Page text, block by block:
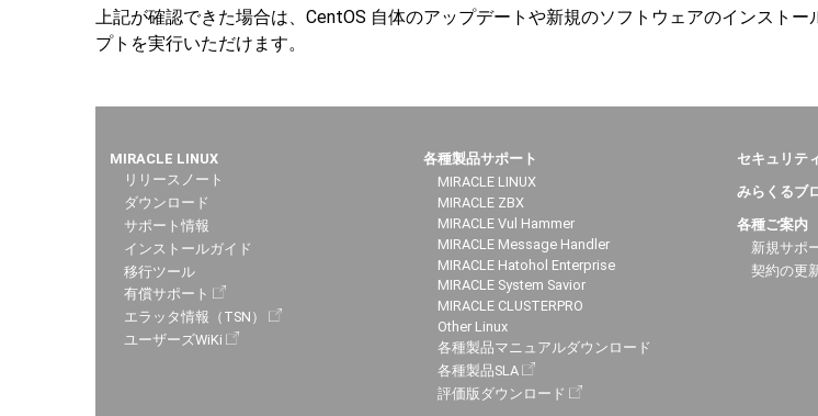
上記が確認できた場合は、CentOS 自体のアップデートや新規のソフトウェアのインスト
プトを実行いただけます。
MIRACLE LINUX
リリースノート
ダウンロード
サポート情報
インストールガイド
移行ツール
有償サポート
エラッタ情報（TSN）
ユーザーズWiKi
各種製品サポート
MIRACLE LINUX
MIRACLE ZBX
MIRACLE Vul Hammer
MIRACLE Message Handler
MIRACLE Hatohol Enterprise
MIRACLE System Savior
MIRACLE CLUSTERPRO
Other Linux
各種製品マニュアルダウンロード
各種製品SLA
評価版ダウンロード
セキュリテ
みらくるブ
各種ご案内
新規サポ
契約の更